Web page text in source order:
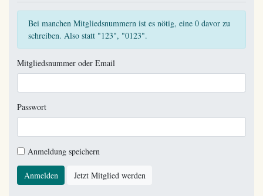
Bei manchen Mitgliedsnummern ist es nötig, eine 0 davor zu
schreiben. Also statt "123", "0123".
Mitgliedsnummer oder Email
Passwort
Anmeldung speichern
Anmelden Jetzt Mitglied werden